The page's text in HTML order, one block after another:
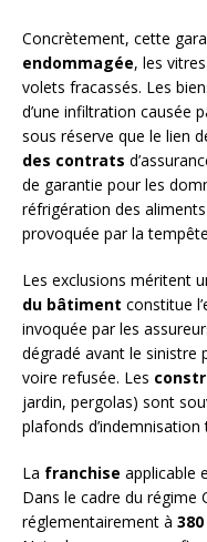
Concrètement, cette
endommagée, les
volets fracassés. Les
d’une infiltration causée
sous réserve que le lien
des contrats
de garantie pour les
réfrigération des
provoquée par la
Les exclusions méritent
du bâtiment constitue
invoquée par les
dégradé avant le sinistre
voire refusée. Les
jardin, pergolas) sont
plafonds d’indemnisation
La franchise applicable
Dans le cadre du régime
réglementairement à